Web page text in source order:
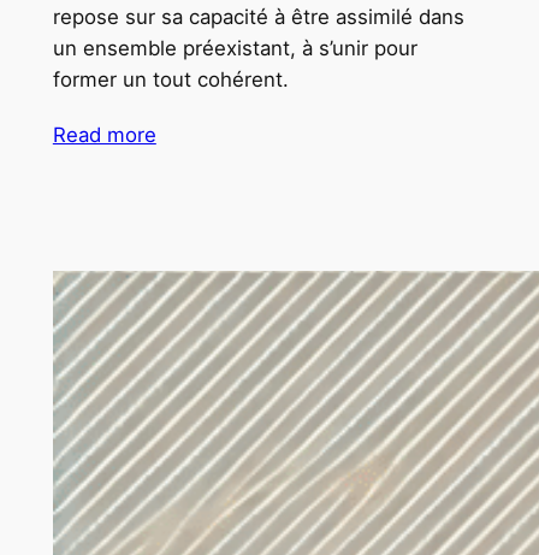
repose sur sa capacité à être assimilé dans
un ensemble préexistant, à s’unir pour
former un tout cohérent.
Read more